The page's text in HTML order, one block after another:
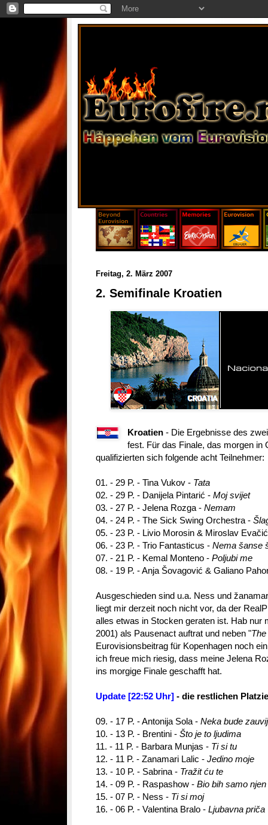
Freitag, 2. März 2007
2. Semifinale Kroatien
Kroatien - Die Ergebnisse des
fest. Für das Finale, das morgen in
qualifizierten sich folgende acht Teilnehmer:
01. - 29 P. - Tina Vukov - Tata
02. - 29 P. - Danijela Pintarić - Moj svijet
03. - 27 P. - Jelena Rozga - Nemam
04. - 24 P. - The Sick Swing Orchestra -
05. - 23 P. - Livio Morosin & Miroslav
06. - 23 P. - Trio Fantasticus - Nema šanse
07. - 21 P. - Kemal Monteno - Poljubi me
08. - 19 P. - Anja Šovagović & Galiano
Ausgeschieden sind u.a. Ness und
liegt mir derzeit noch nicht vor, da der
alles etwas in Stocken geraten ist. Hab nur
2001) als Pausenact auftrat und neben "
Eurovisionsbeitrag für Kopenhagen noch
ich freue mich riesig, dass meine Jelena
ins morgige Finale geschafft hat.
Update [22:52 Uhr] - die restlichen
09. - 17 P. - Antonija Sola - Neka bude
10. - 13 P. - Brentini - Što je to ljudima
11. - 11 P. - Barbara Munjas - Ti si tu
12. - 11 P. - Zanamari Lalic - Jedino moje
13. - 10 P. - Sabrina - Tražit ću te
14. - 09 P. - Raspashow - Bio bih samo njen
15. - 07 P. - Ness - Ti si moj
16. - 06 P. - Valentina Bralo - Ljubavna priča